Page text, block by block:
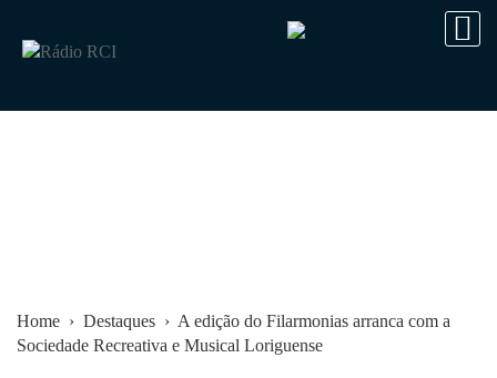
Home › Destaques › A edição do Filarmonias arranca com a
Sociedade Recreativa e Musical Loriguense